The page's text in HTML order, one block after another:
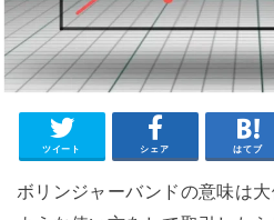
ツイート シェア はてブ
ボリンジャーバンドの意味は